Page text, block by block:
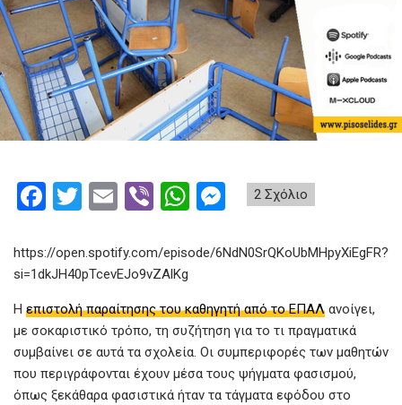
2 Σχόλιο
F
ce
b
o
o
k
T
tt
er
E
ail
Vi
er
W
at
A
p
p
se
g
er
https://open.spotify.com/episode/6NdN0SrQKoUbMHpyXiEgFR?
si=1dkJH40pTcevEJo9vZAlKg
Η επιστολή παραίτησης του καθηγητή από το ΕΠΑΛ ανοίγει,
με σοκαριστικό τρόπο, τη συζήτηση για το τι πραγματικά
συμβαίνει σε αυτά τα σχολεία. Οι συμπεριφορές των μαθητών
που περιγράφονται έχουν μέσα τους ψήγματα φασισμού,
όπως ξεκάθαρα φασιστικά ήταν τα τάγματα εφόδου στο